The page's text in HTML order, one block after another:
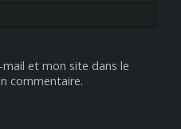
et mon site dans le
commentaire.